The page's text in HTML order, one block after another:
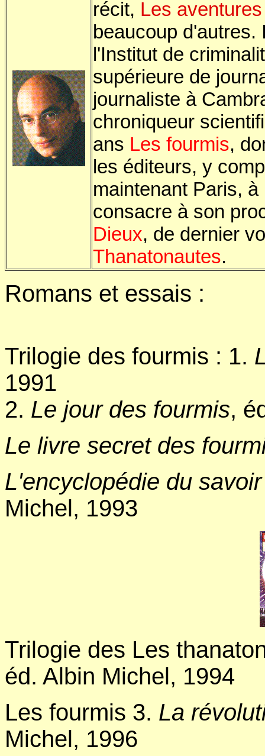
récit, Les
beaucoup d'autres.
l'Institut de
supérieure de
journaliste à
chroniqueur
ans Les fourmis,
les éditeurs, y
maintenant Paris,
consacre à son
Dieux, de dernier
Thanatonautes.
Romans et essais :
Trilogie des fourmis : 1.
1991
2. Le jour des fourmis,
Le livre secret des
L'encyclopédie du
Michel, 1993
Trilogie des Les
éd. Albin Michel, 1994
Les fourmis 3. La
Michel, 1996